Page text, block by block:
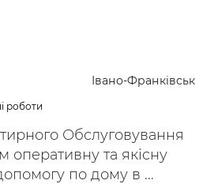
Івано-Франківськ
роботи
Обслуговування
оперативну та якісну
по дому в ...